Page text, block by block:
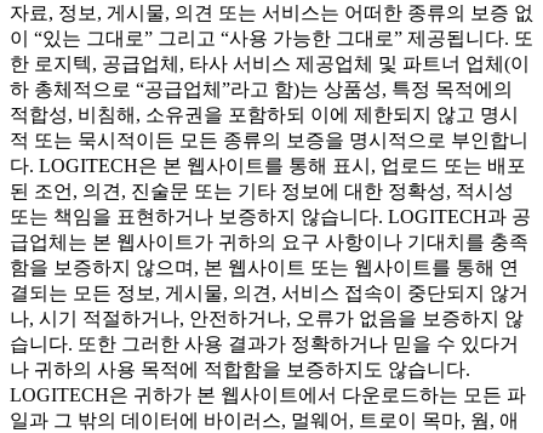
자료, 정보, 게시물, 의견 또는 서비스는 어떠한 종류의 보증 없
이 “있는 그대로” 그리고 “사용 가능한 그대로” 제공됩니다. 또
한 로지텍, 공급업체, 타사 서비스 제공업체 및 파트너 업체(이
하 총체적으로 “공급업체”라고 함)는 상품성, 특정 목적에의
적합성, 비침해, 소유권을 포함하되 이에 제한되지 않고 명시
적 또는 묵시적이든 모든 종류의 보증을 명시적으로 부인합니
다. LOGITECH은 본 웹사이트를 통해 표시, 업로드 또는 배포
된 조언, 의견, 진술문 또는 기타 정보에 대한 정확성, 적시성
또는 책임을 표현하거나 보증하지 않습니다. LOGITECH과 공
급업체는 본 웹사이트가 귀하의 요구 사항이나 기대치를 충족
함을 보증하지 않으며, 본 웹사이트 또는 웹사이트를 통해 연
결되는 모든 정보, 게시물, 의견, 서비스 접속이 중단되지 않거
나, 시기 적절하거나, 안전하거나, 오류가 없음을 보증하지 않
습니다. 또한 그러한 사용 결과가 정확하거나 믿을 수 있다거
나 귀하의 사용 목적에 적합함을 보증하지도 않습니다.
LOGITECH은 귀하가 본 웹사이트에서 다운로드하는 모든 파
일과 그 밖의 데이터에 바이러스, 멀웨어, 트로이 목마, 웜, 애